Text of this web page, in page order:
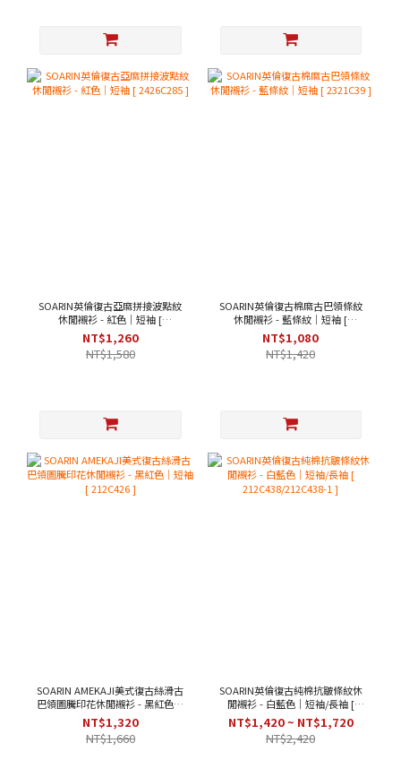
SOARIN英倫復古亞麻拼接波點紋
休閒襯衫 - 紅色｜短袖 [
2426C285 ]
NT$1,260
NT$1,580
SOARIN英倫復古棉麻古巴領條紋
休閒襯衫 - 藍條紋｜短袖 [
2321C39 ]
NT$1,080
NT$1,420
SOARIN AMEKAJI美式復古絲滑古
巴領圖騰印花休閒襯衫 - 黑紅色｜
短袖 [ 212C426 ]
NT$1,320
NT$1,660
SOARIN英倫復古純棉抗皺條紋休
閒襯衫 - 白藍色｜短袖/長袖 [
212C438/212C438-1 ]
NT$1,420 ~ NT$1,720
NT$2,420